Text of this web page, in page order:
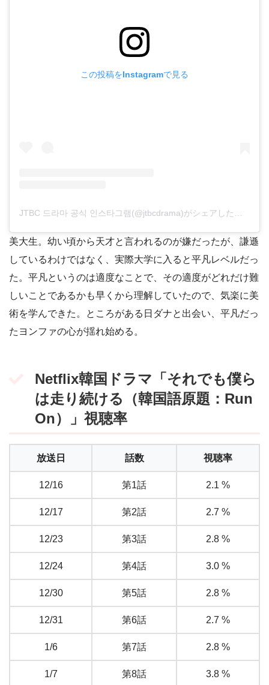
この投稿をInstagramで見る
美大生。幼い頃から天才と言われるのが嫌だったが、謙遜
しているわけではなく、実際大学に入ると平凡レベルだっ
た。平凡というのは適度なことで、その適度がどれだけ難
しいことであるかも早くから理解していたので、気楽に美
術を学んできた。ところがある日ダナと出会い、平凡だっ
たヨンファの心が揺れ始める。
Netflix韓国ドラマ「それでも僕ら
は走り続ける（韓国語原題：Run
On）」視聴率
放送日 話数 視聴率
12/16 第1話 2.1 %
12/17 第2話 2.7 %
12/23 第3話 2.8 %
12/24 第4話 3.0 %
12/30 第5話 2.8 %
12/31 第6話 2.7 %
1/6 第7話 2.8 %
1/7 第8話 3.8 %